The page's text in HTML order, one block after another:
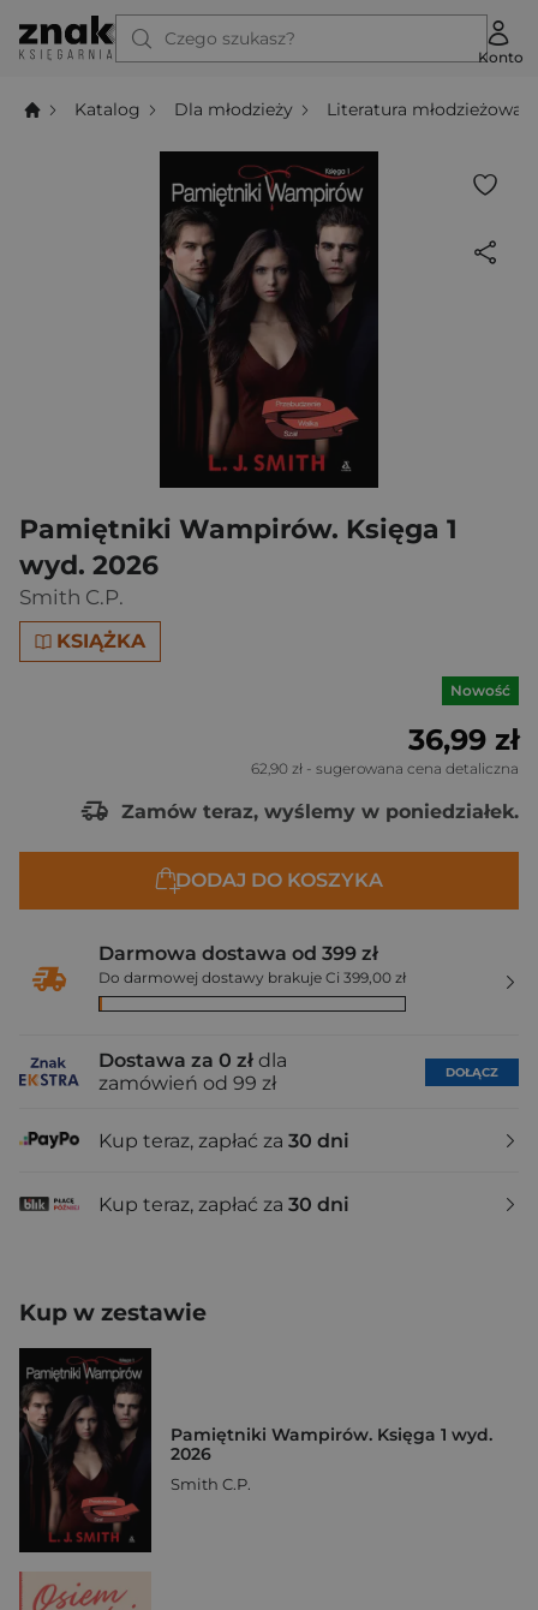
Czego szukasz?
Konto
Katalog Dla młodzieży Literatura młodzieżowa
Pamiętniki Wampirów. Księga 1
wyd. 2026
Smith C.P.
KSIĄŻKA
Nowość
36,99 zł
62,90 zł - sugerowana cena detaliczna
Zamów teraz, wyślemy w poniedziałek.
DODAJ DO KOSZYKA
Darmowa dostawa od 399 zł
Do darmowej dostawy brakuje Ci 399,00 zł
Dostawa za 0 zł dla
zamówień od 99 zł
DOŁĄCZ
Kup teraz, zapłać za 30 dni
Kup teraz, zapłać za 30 dni
Kup w zestawie
Pamiętniki Wampirów. Księga 1 wyd.
2026
Smith C.P.